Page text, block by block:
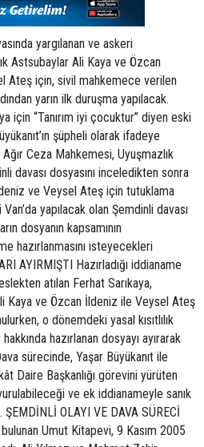
yargılanan ve askeri
Astsubaylar Ali Kaya ve Özcan
Ateş için, sivil mahkemece verilen
yarın ilk duruşma yapılacak.
için “Tanırım iyi çocuktur” diyen eski
şüpheli olarak ifadeye
Ceza Mahkemesi, Uyuşmazlık
davası dosyasını inceledikten sonra
ve Veysel Ateş için tutuklama
yapılacak olan Şemdinli davası
dosyanın kapsamının
hazırlanmasını isteyecekleri
AYIRMIŞTI Hazırladığı iddianame
atılan Ferhat Sarıkaya,
Kaya ve Özcan İldeniz ile Veysel Ateş
o dönemdeki yasal kısıtlılık
hazırlanan dosyayı ayırarak
sürecinde, Yaşar Büyükanıt ile
Daire Başkanlığı görevini yürüten
ve ek iddianameyle sanık
OLAYI VE DAVA SÜRECİ
Umut Kitapevi, 9 Kasım 2005